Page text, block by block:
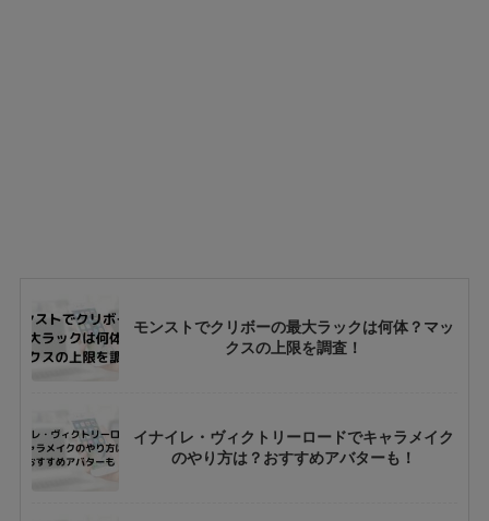
モンストでクリボーの最大ラックは何体？マッ
クスの上限を調査！
イナイレ・ヴィクトリーロードでキャラメイク
のやり方は？おすすめアバターも！